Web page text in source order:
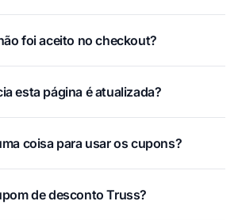
foi aceito no checkout?
esta página é atualizada?
coisa para usar os cupons?
de desconto Truss?